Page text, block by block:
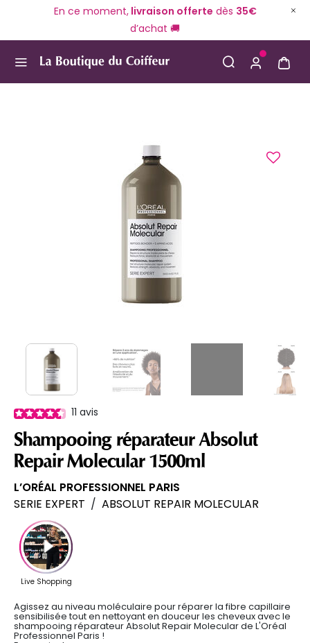
En ce moment,livraison offerte dès 35€
d’achat 🚚
11 avis
Shampooing réparateur Absolut
Repair Molecular 1500ml
L’ORÉAL PROFESSIONNEL PARIS
SERIE EXPERT / ABSOLUT REPAIR MOLECULAR
Agissez au niveau moléculaire pour réparer la fibre capillaire
sensibilisée tout en nettoyant en douceur les cheveux avec le
shampooing réparateur Absolut Repair Molecular de L'Oréal
Professionnel Paris !